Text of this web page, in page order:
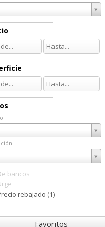
bancos
rebajado (1)
Favoritos